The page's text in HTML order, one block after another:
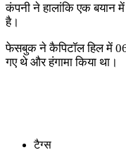
कंपनी ने हालांकि एक बयान
है।
फेसबुक ने कैपिटॉल हिल में
गए थे और हंगामा किया था।
टैग्स